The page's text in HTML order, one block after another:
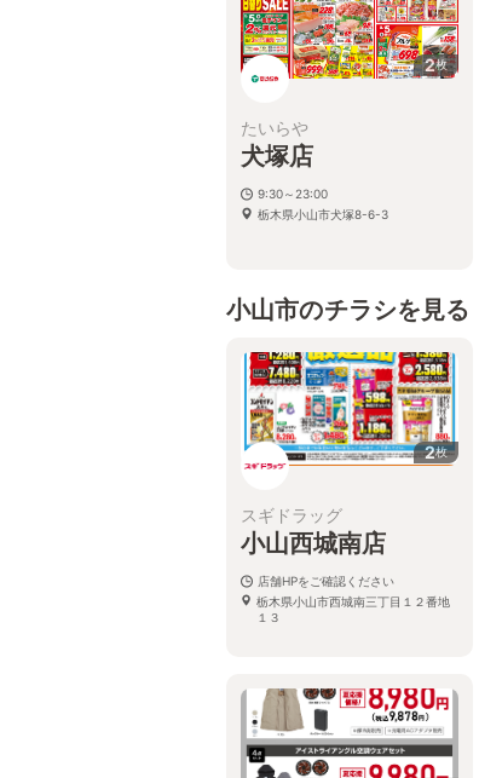
2枚
たいらや
犬塚店
9:30～23:00
栃木県小山市犬塚8-6-3
小山市のチラシを見る
2枚
スギドラッグ
小山西城南店
店舗HPをご確認ください
栃木県小山市西城南三丁目１２番地
１３